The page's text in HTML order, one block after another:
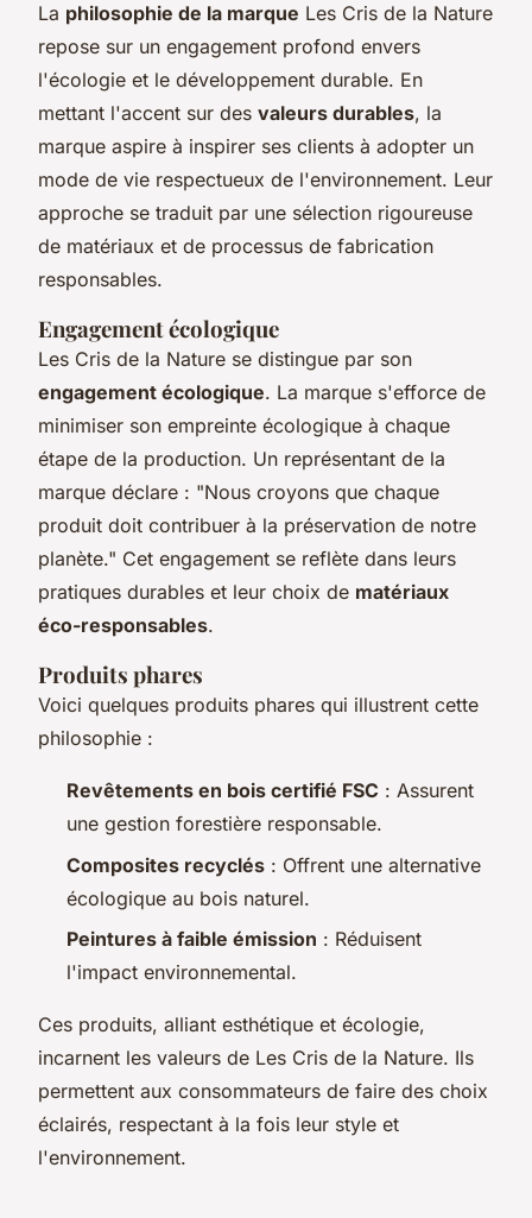
La philosophie de la marque Les Cris de la Nature
repose sur un engagement profond envers
l'écologie et le développement durable. En
mettant l'accent sur des valeurs durables, la
marque aspire à inspirer ses clients à adopter un
mode de vie respectueux de l'environnement. Leur
approche se traduit par une sélection rigoureuse
de matériaux et de processus de fabrication
responsables.
Engagement écologique
Les Cris de la Nature se distingue par son
engagement écologique. La marque s'efforce de
minimiser son empreinte écologique à chaque
étape de la production. Un représentant de la
marque déclare : "Nous croyons que chaque
produit doit contribuer à la préservation de notre
planète." Cet engagement se reflète dans leurs
pratiques durables et leur choix de matériaux
éco-responsables.
Produits phares
Voici quelques produits phares qui illustrent cette
philosophie :
Revêtements en bois certifié FSC : Assurent
une gestion forestière responsable.
Composites recyclés : Offrent une alternative
écologique au bois naturel.
Peintures à faible émission : Réduisent
l'impact environnemental.
Ces produits, alliant esthétique et écologie,
incarnent les valeurs de Les Cris de la Nature. Ils
permettent aux consommateurs de faire des choix
éclairés, respectant à la fois leur style et
l'environnement.